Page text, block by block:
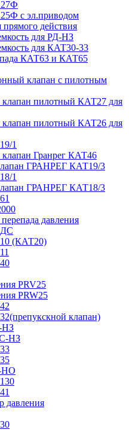
с эл.приводом
прямого действия
для РД-НЗ
для КАТ30-33
КАТ63 и КАТ65
клапан с пилотным
пилотный КАТ27 для
пилотный КАТ26 для
1
Гранрег КАТ46
ГРАНРЕГ КАТ19/3
1
ГРАНРЕГ КАТ18/3
давления
(КАТ20)
PRV25
PRW25
клапан)
НЗ
НЗ
НО
давления